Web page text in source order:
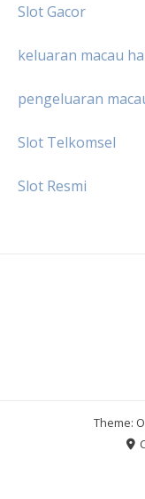
Slot Gacor
keluaran macau
pengeluaran
Slot Telkomsel
Slot Resmi
Theme: